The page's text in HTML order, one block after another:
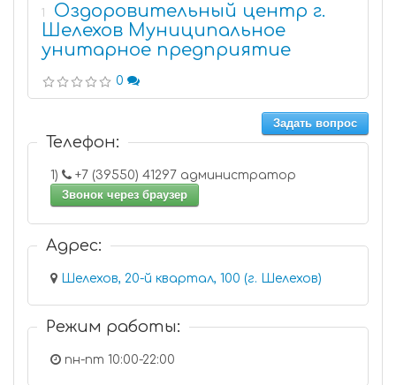
1
Оздоровительный центр г.
Шелехов Муниципальное
унитарное предприятие
0
Задать вопрос
Телефон:
1)
+7 (39550) 41297 администратор
Звонок через браузер
Адрес:
Шелехов, 20-й квартал, 100 (г. Шелехов)
Режим работы:
пн-пт 10:00-22:00